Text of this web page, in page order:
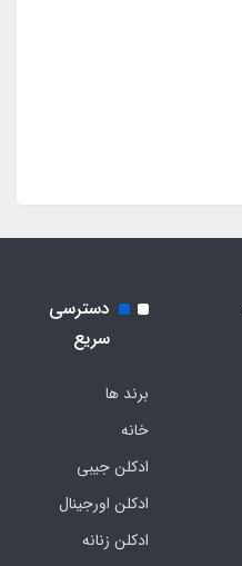
دسترسی
سریع
برند ها
خانه
ادکلن جیبی
ادکلن اورجینال
ادکلن زنانه